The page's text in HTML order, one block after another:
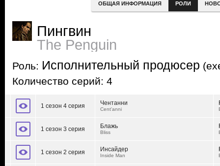
ОБЩАЯ ИНФОРМАЦИЯ РОЛИ
Пингвин
The Penguin
Роль: Исполнительный продюсер
Количество серий: 4
1 сезон 4 серия Чентанни
Cent'anni
1 сезон 3 серия Блажь
Bliss
1 сезон 2 серия Инсайдер
Inside Man